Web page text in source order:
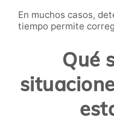
En muchos casos,
tiempo permite
Qué